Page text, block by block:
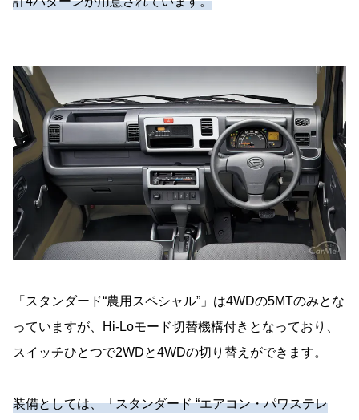
「スタンダード“農用スペシャル”」は4WDの5MTのみとな
っていますが、Hi-Loモード切替機構付きとなっており、
スイッチひとつで2WDと4WDの切り替えができます。
装備としては、「スタンダード “エアコン・パワステレ